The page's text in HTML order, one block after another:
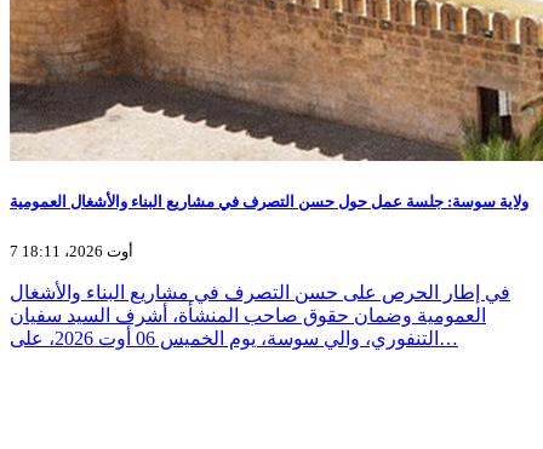
ولاية سوسة: جلسة عمل حول حسن التصرف في مشاريع البناء والأشغال العمومية
7 أوت 2026، 18:11
في إطار الحرص على حسن التصرف في مشاريع البناء والأشغال
العمومية وضمان حقوق صاحب المنشأة، أشرف السيد سفيان
التنفوري، والي سوسة، يوم الخميس 06 أوت 2026، على…